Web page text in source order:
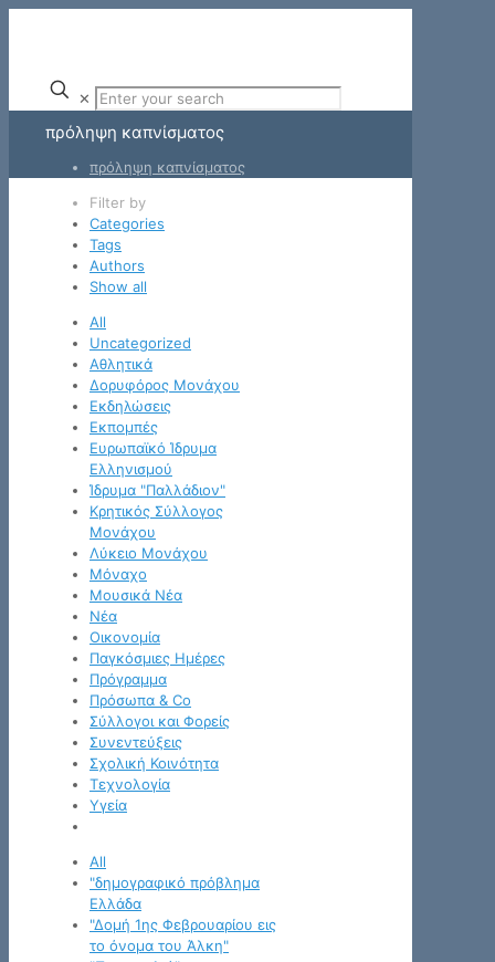
✕
πρόληψη καπνίσματος
πρόληψη καπνίσματος
Filter by
Categories
Tags
Authors
Show all
All
Uncategorized
Αθλητικά
Δορυφόρος Μονάχου
Εκδηλώσεις
Εκπομπές
Ευρωπαϊκό Ίδρυμα
Ελληνισμού
Ίδρυμα "Παλλάδιον"
Κρητικός Σύλλογος
Μονάχου
Λύκειο Μονάχου
Μόναχο
Μουσικά Νέα
Νέα
Οικονομία
Παγκόσμιες Ημέρες
Πρόγραμμα
Πρόσωπα & Co
Σύλλογοι και Φορείς
Συνεντεύξεις
Σχολική Κοινότητα
Τεχνολογία
Υγεία
All
"δημογραφικό πρόβλημα
Ελλάδα
"Δομή 1ης Φεβρουαρίου εις
το όνομα του Άλκη"